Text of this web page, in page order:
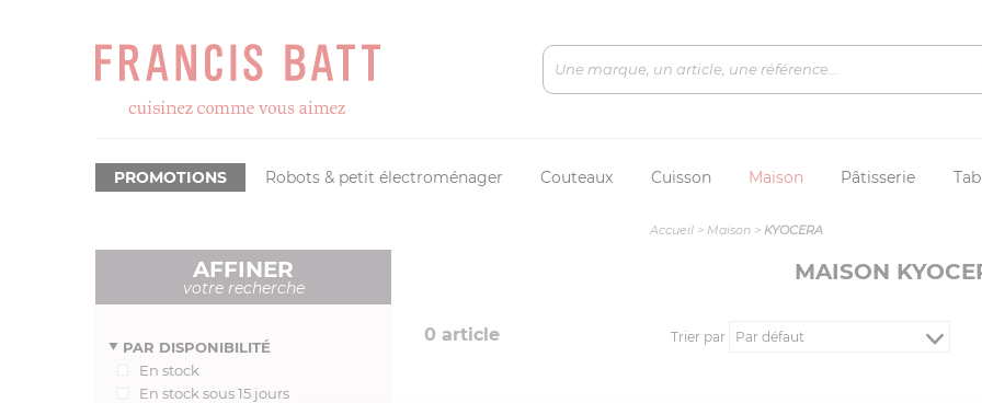
Robots & petit électroménager Couteaux Cuisson Maison Pâtisserie
PROMOTIONS
Accueil > Maison > KYOCERA
AFFINER
votre recherche
PAR DISPONIBILITÉ
En stock
En stock sous 15 jours
MAISON
0 article Trier par